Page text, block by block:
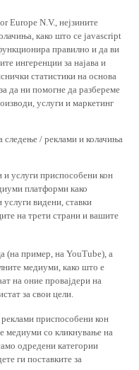
Europe N.V., нејзините
како што се javascript
правилно и да ви
ингеренции за најава и
статистики на основа
да ни помогне да разбереме
услуги и маркетинг
следење / реклами и колачиња
и услуги приспособени кон
платформи како
видени, ставки
на трети страни и вашите
(на пример, на YouTube), а
медиуми, како што е
на оние провајдери на
за свои цели.
приспособени кон
медиуми со кликнување на
одредени категории
ги поставките за